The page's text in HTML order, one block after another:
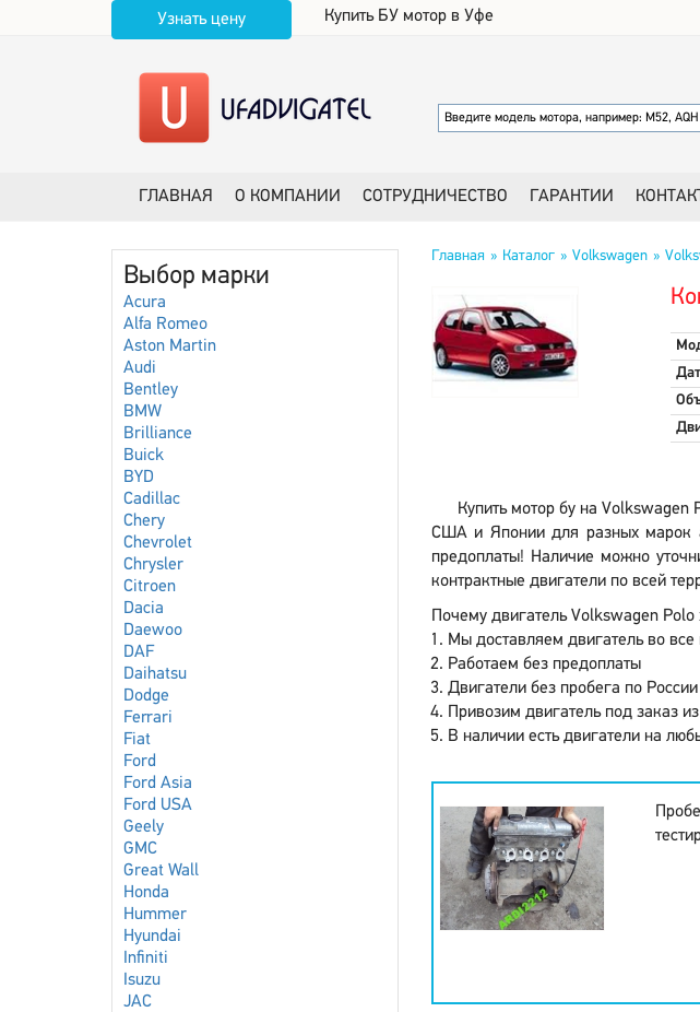
Узнать цену Купить БУ мотор в Уфе
ГЛАВНАЯ О КОМПАНИИ СОТРУДНИЧЕСТВО ГАРАНТИИ
Выбор марки
Acura
Alfa Romeo
Aston Martin
Audi
Bentley
BMW
Brilliance
Buick
BYD
Cadillac
Chery
Chevrolet
Chrysler
Citroen
Dacia
Daewoo
DAF
Daihatsu
Dodge
Ferrari
Fiat
Ford
Ford Asia
Ford USA
Geely
GMC
Great Wall
Honda
Hummer
Hyundai
Infiniti
Isuzu
JAC
Главная Каталог Volkswagen
Купить мотор бу на
США и Японии для разных марок
предоплаты! Наличие можно
контрактные двигатели по всей
Почему двигатель Volkswagen Polo
Мы доставляем двигатель во
Работаем без предоплаты
Двигатели без пробега по России
Привозим двигатель под заказ
В наличии есть двигатели на